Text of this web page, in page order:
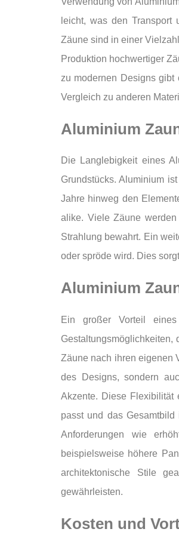
leicht, was den Transport
Zäune sind in einer
Produktion hochwertiger
zu modernen Designs
Vergleich zu anderen
Aluminium
Die Langlebigkeit eines
Grundstücks. Aluminium
Jahre hinweg den
alike. Viele Zäune
Strahlung bewahrt. Ein
oder spröde wird. Dies
Aluminium
Ein großer Vorteil
Zäune nach ihren eigenen
des Designs, sondern
Akzente. Diese Flexibilität
passt und das
Anforderungen wie
beispielsweise höhere
architektonische Stile
gewährleisten.
Kosten und